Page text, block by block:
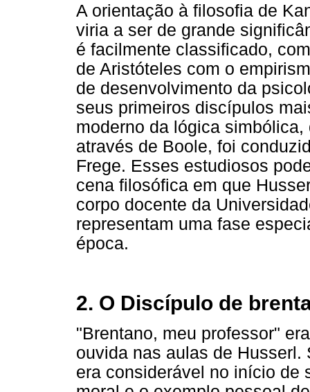
A orientação à filosofia de
viria a ser de grande
é facilmente classificado,
de Aristóteles com o
de desenvolvimento da
seus primeiros discípulos
moderno da lógica
através de Boole, foi
Frege. Esses estudiosos
cena filosófica em que
corpo docente da
representam uma fase
época.
2. O Discípulo de
"Brentano, meu professor"
ouvida nas aulas de
era considerável no início de